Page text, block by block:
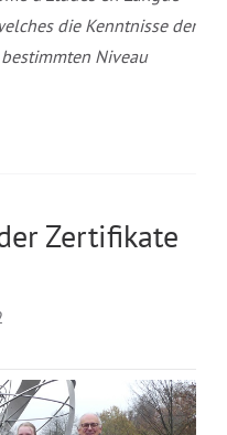
die Kenntnisse der
Niveau
Zertifikate